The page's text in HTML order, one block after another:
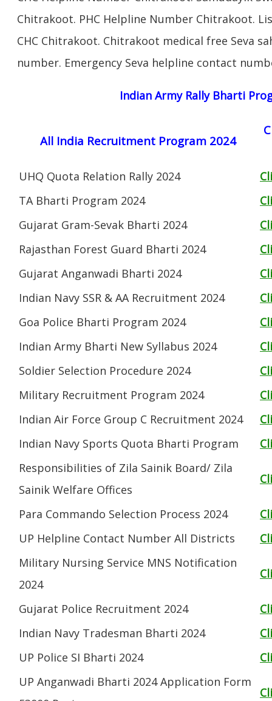
Chitrakoot. PHC Helpline Number Chitrakoot.
CHC Chitrakoot. Chitrakoot medical free Seva
number. Emergency Seva helpline contact
Indian Army Rally Bharti
All India Recruitment Program 2024
UHQ Quota Relation Rally 2024
TA Bharti Program 2024
Gujarat Gram-Sevak Bharti 2024
Rajasthan Forest Guard Bharti 2024
Gujarat Anganwadi Bharti 2024
Indian Navy SSR & AA Recruitment 2024
Goa Police Bharti Program 2024
Indian Army Bharti New Syllabus 2024
Soldier Selection Procedure 2024
Military Recruitment Program 2024
Indian Air Force Group C Recruitment 2024
Indian Navy Sports Quota Bharti Program
Responsibilities of Zila Sainik Board/ Zila
Sainik Welfare Offices
Para Commando Selection Process 2024
UP Helpline Contact Number All Districts
Military Nursing Service MNS Notification
2024
Gujarat Police Recruitment 2024
Indian Navy Tradesman Bharti 2024
UP Police SI Bharti 2024
UP Anganwadi Bharti 2024 Application Form